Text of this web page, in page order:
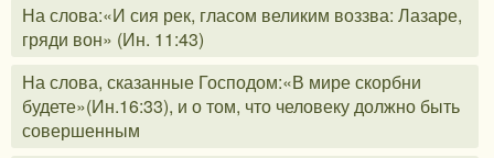
На слова:«И сия рек, гласом великим воззва: Лазаре,
гряди вон» (Ин. 11:43)
На слова, сказанные Господом:«В мире скорбни
будете»(Ин.16:33), и о том, что человеку должно быть
совершенным